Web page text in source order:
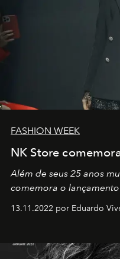
FASHION WEEK
NK Store
Além de seus 25 anos
comemora o
13.11.2022 por Eduardo